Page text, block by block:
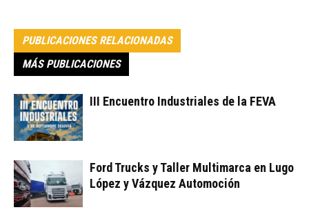
PUBLICACIONES RELACIONADAS
MÁS PUBLICACIONES
III Encuentro Industriales de la FEVA
Ford Trucks y Taller Multimarca en Lugo
López y Vázquez Automoción